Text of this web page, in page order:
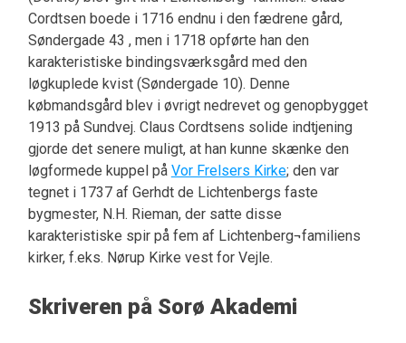
Cordtsen boede i 1716 endnu i den fædrene gård,
Søndergade 43 , men i 1718 opførte han den
karakteristiske bindingsværksgård med den
løgkuplede kvist (Søndergade 10). Denne
købmandsgård blev i øvrigt nedrevet og genopbygget
1913 på Sundvej. Claus Cordtsens solide indtjening
gjorde det senere muligt, at han kunne skænke den
løgformede kuppel på Vor Frelsers Kirke; den var
tegnet i 1737 af Gerhdt de Lichtenbergs faste
bygmester, N.H. Rieman, der satte disse
karakteristiske spir på fem af Lichtenberg¬familiens
kirker, f.eks. Nørup Kirke vest for Vejle.
Skriveren på Sorø Akademi